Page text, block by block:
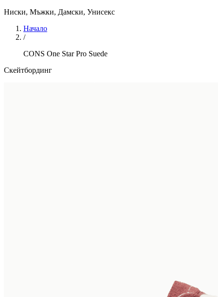
Ниски, Мъжки, Дамски, Унисекс
Начало
/
CONS One Star Pro Suede
Скейтбординг